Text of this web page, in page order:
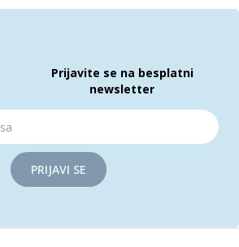
Prijavite se na besplatni
newsletter
PRIJAVI SE